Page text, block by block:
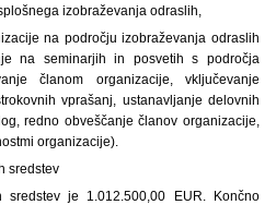
izobraževanja odraslih,
na področju izobraževanja odraslih
na seminarjih in posvetih s področja
članom organizacije, vključevanje
vprašanj, ustanavljanje delovnih
redno obveščanje članov organizacije,
organizacije).
sredstev
sredstev je 1.012.500,00 EUR. Končno